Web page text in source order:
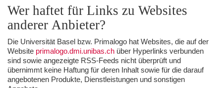
Wer haftet für Links zu Websites
anderer Anbieter?
Die Universität Basel bzw. Primalogo hat Websites, die auf der
Website primalogo.dmi.unibas.ch über Hyperlinks verbunden
sind sowie angezeigte RSS-Feeds nicht überprüft und
übernimmt keine Haftung für deren Inhalt sowie für die darauf
angebotenen Produkte, Dienstleistungen und sonstigen